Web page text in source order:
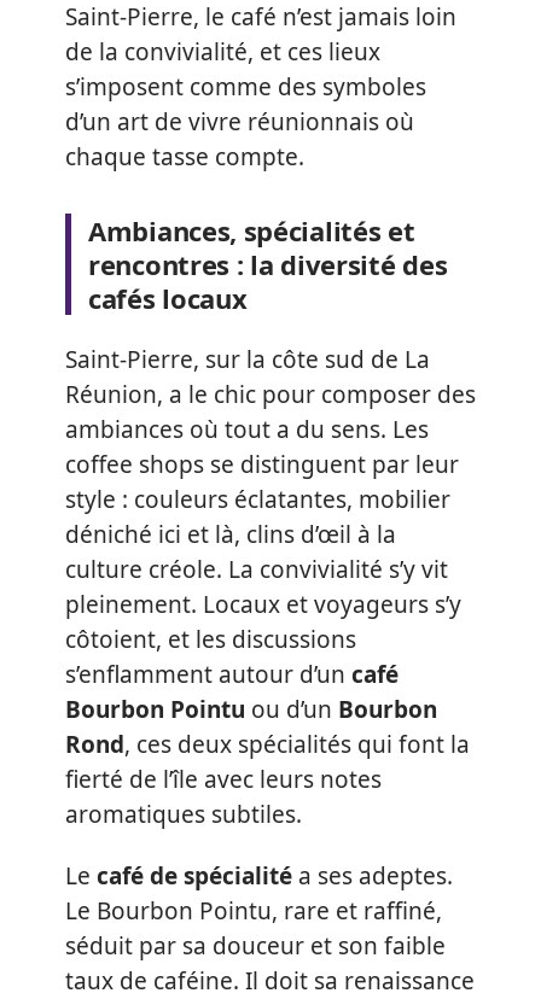
Saint-Pierre, le café n’est jamais loin
de la convivialité, et ces lieux
s’imposent comme des symboles
d’un art de vivre réunionnais où
chaque tasse compte.
Ambiances, spécialités et
rencontres : la diversité des
cafés locaux
Saint-Pierre, sur la côte sud de La
Réunion, a le chic pour composer des
ambiances où tout a du sens. Les
coffee shops se distinguent par leur
style : couleurs éclatantes, mobilier
déniché ici et là, clins d’œil à la
culture créole. La convivialité s’y vit
pleinement. Locaux et voyageurs s’y
côtoient, et les discussions
s’enflamment autour d’un café
Bourbon Pointu ou d’un Bourbon
Rond, ces deux spécialités qui font la
fierté de l’île avec leurs notes
aromatiques subtiles.
Le café de spécialité a ses adeptes.
Le Bourbon Pointu, rare et raffiné,
séduit par sa douceur et son faible
taux de caféine. Il doit sa renaissance